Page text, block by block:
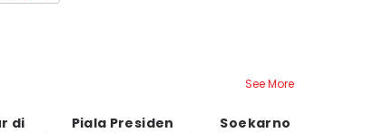
See More
di
Piala Presiden
Soekarno Cup